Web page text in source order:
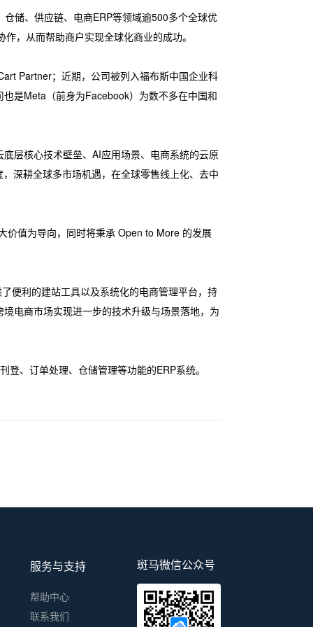
储、供应链、电商ERP等领域逾500多个全球优
，从而帮助商户实现全球化商业的成功。
Partner；近期，公司被列入福布斯中国企业科
是Meta（前身为Facebook）为数不多在中国和
层核心技术壁垒、AI应用场景、电商系统的云原
深耕全球多市场机遇，在全球零售线上化、去中
价值为导向，同时将秉承 Open to More 的发展
便利的建站工具以及系统化的电商管理平台，持
电商市场实现进一步的技术升级与场景落地，为
、订单处理、仓储管理等功能的ERP系统。
服务与支持
帮助中心
联系我们
斑马微信公众号